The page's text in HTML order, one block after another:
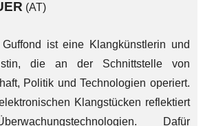
(AT)
Guffond ist eine Klangkünstlerin und
die an der Schnittstelle von
Politik und Technologien operiert.
Klangstücken reflektiert
Dafür